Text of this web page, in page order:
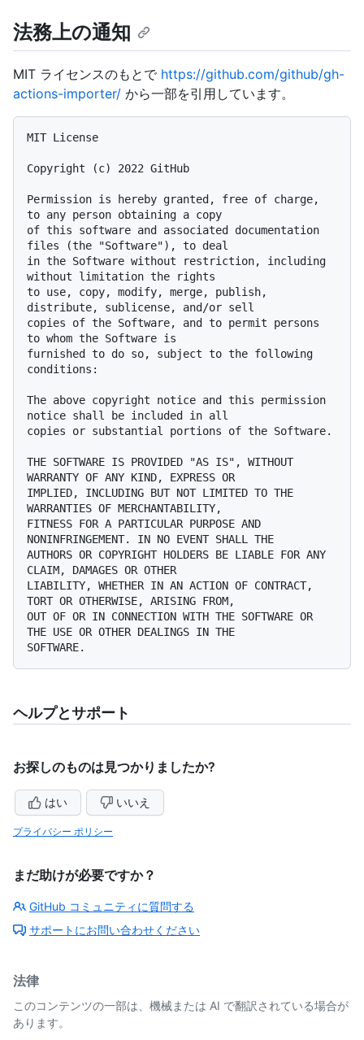
法務上の通知
MIT ライセンスのもとで https://github.com/github/gh-
actions-importer/ から一部を引用しています。
MIT License
Copyright (c) 2022 GitHub
Permission is hereby granted, free of charge,
to any person obtaining a copy
of this software and associated documentation
files (the "Software"), to deal
in the Software without restriction, including
without limitation the rights
to use, copy, modify, merge, publish,
distribute, sublicense, and/or sell
copies of the Software, and to permit persons
to whom the Software is
furnished to do so, subject to the following
conditions:
The above copyright notice and this permission
notice shall be included in all
copies or substantial portions of the Software.
THE SOFTWARE IS PROVIDED "AS IS", WITHOUT
WARRANTY OF ANY KIND, EXPRESS OR
IMPLIED, INCLUDING BUT NOT LIMITED TO THE
WARRANTIES OF MERCHANTABILITY,
FITNESS FOR A PARTICULAR PURPOSE AND
NONINFRINGEMENT. IN NO EVENT SHALL THE
AUTHORS OR COPYRIGHT HOLDERS BE LIABLE FOR ANY
CLAIM, DAMAGES OR OTHER
LIABILITY, WHETHER IN AN ACTION OF CONTRACT,
TORT OR OTHERWISE, ARISING FROM,
OUT OF OR IN CONNECTION WITH THE SOFTWARE OR
THE USE OR OTHER DEALINGS IN THE
ヘルプとサポート
お探しのものは見つかりましたか?
はい いいえ
プライバシー ポリシー
まだ助けが必要ですか？
GitHub コミュニティに質問する
サポートにお問い合わせください
法律
このコンテンツの一部は、機械または AI で翻訳されている場合が
あります。